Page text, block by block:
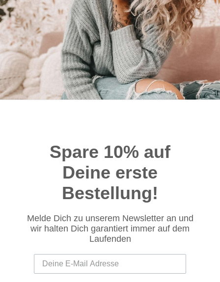
Spare 10% auf
Deine erste
Bestellung!
Melde Dich zu unserem Newsletter an und
wir halten Dich garantiert immer auf dem
Laufenden